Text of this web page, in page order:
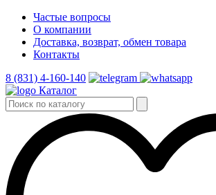
Частые вопросы
О компании
Доставка, возврат, обмен товара
Контакты
8 (831) 4-160-140
Каталог